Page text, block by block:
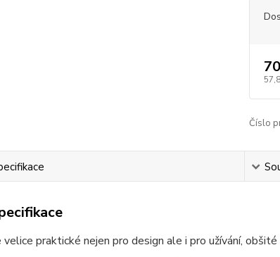
Číslo
praktické nejen pro design ale i pro užívání,